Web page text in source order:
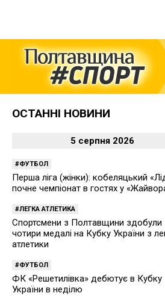
ОСТАННІ НОВИНИ
5 серпня 2026
ФУТБОЛ
Перша ліга (жінки): кобеляцький
почне чемпіонат в гостях у
ЛЕГКА АТЛЕТИКА
Спортсмени з Полтавщини здобули
чотири медалі на Кубку України з
атлетики
ФУТБОЛ
ФК «Решетилівка» дебютує в Кубку
України в неділю